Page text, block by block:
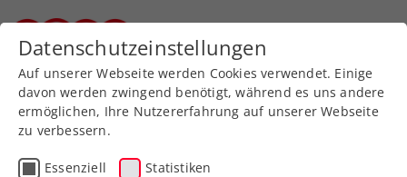
ÖTV Rangliste
ITN
Datenschutzeinstellungen
Auf unserer Webseite werden Cookies verwendet. Einige
davon werden zwingend benötigt, während es uns andere
ermöglichen, Ihre Nutzererfahrung auf unserer Webseite
zu verbessern.
Essenziell Statistiken